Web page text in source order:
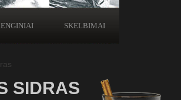
SKELBIMAI
SIDRAS